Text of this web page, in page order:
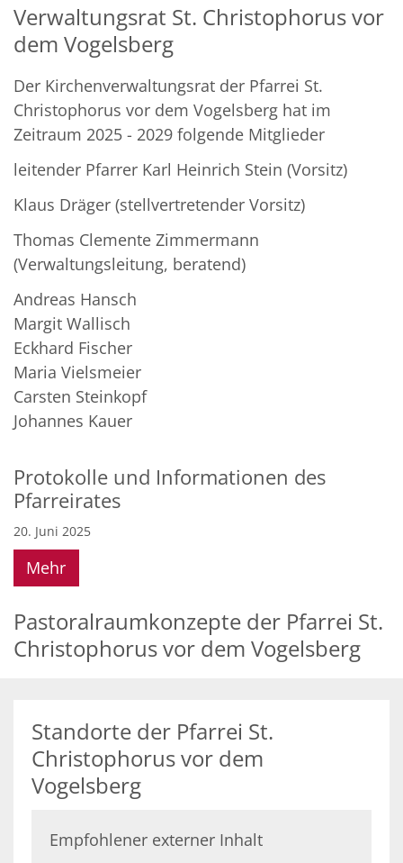
Verwaltungsrat St. Christophorus vor
dem Vogelsberg
Der Kirchenverwaltungsrat der Pfarrei St.
Christophorus vor dem Vogelsberg hat im
Zeitraum 2025 - 2029 folgende Mitglieder
leitender Pfarrer Karl Heinrich Stein (Vorsitz)
Klaus Dräger (stellvertretender Vorsitz)
Thomas Clemente Zimmermann
(Verwaltungsleitung, beratend)
Andreas Hansch
Margit Wallisch
Eckhard Fischer
Maria Vielsmeier
Carsten Steinkopf
Johannes Kauer
Protokolle und Informationen des
Pfarreirates
20. Juni 2025
Mehr
Pastoralraumkonzepte der Pfarrei St.
Christophorus vor dem Vogelsberg
Standorte der Pfarrei St.
Christophorus vor dem
Vogelsberg
Empfohlener externer Inhalt